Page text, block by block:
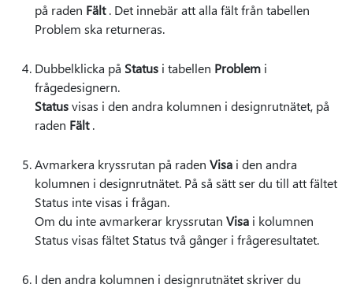
på raden Fält. Det innebär att alla fält från tabellen
Problem ska returneras.
Dubbelklicka på Status i tabellen Problem i
frågedesignern.
Statusvisas i den andra kolumnen i designrutnätet, på
raden Fält.
Avmarkera kryssrutan på raden Visa i den andra
kolumnen i designrutnätet. På så sätt ser du till att fältet
Status inte visas i frågan.
Om du inte avmarkerar kryssrutan Visa i kolumnen
Status visas fältet Status två gånger i frågeresultatet.
I den andra kolumnen i designrutnätet skriver du